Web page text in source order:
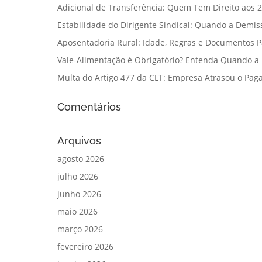
Adicional de Transferência: Quem Tem Direito aos
Estabilidade do Dirigente Sindical: Quando a
Aposentadoria Rural: Idade, Regras e Documentos
Vale-Alimentação é Obrigatório? Entenda Quando
Multa do Artigo 477 da CLT: Empresa Atrasou o
Comentários
Arquivos
agosto 2026
julho 2026
junho 2026
maio 2026
março 2026
fevereiro 2026